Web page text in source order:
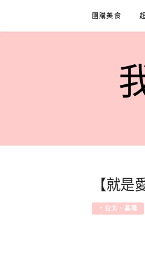
content
團購美食
【就是
‧台北、基隆